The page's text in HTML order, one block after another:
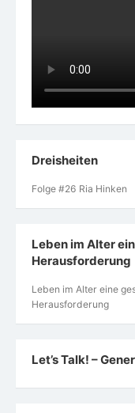
Dreisheiten
Folge #26 Ria Hinken
Leben im Alter
Herausforderung
Leben im Alter eine
Herausforderung
Let’s Talk! –